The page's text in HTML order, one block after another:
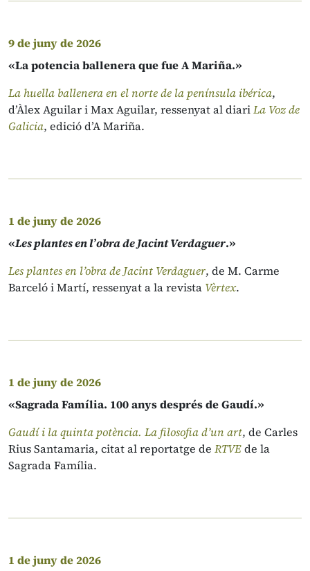
9 de juny de 2026
«La potencia ballenera que fue A Mariña.»
La huella ballenera en el norte de la península ibérica,
d’Àlex Aguilar i Max Aguilar, ressenyat al diariLa Voz de
Galicia, edició d’A Mariña.
1 de juny de 2026
«Les plantes en l’obra de Jacint Verdaguer.»
Les plantes en l’obra de Jacint Verdaguer, de M. Carme
Barceló i Martí, ressenyat a la revista Vèrtex.
1 de juny de 2026
«Sagrada Família. 100 anys després de Gaudí.»
Gaudí i la quinta potència. La filosofia d’un art, de Carles
Rius Santamaria, citat al reportatge de RTVEde la
Sagrada Família.
1 de juny de 2026